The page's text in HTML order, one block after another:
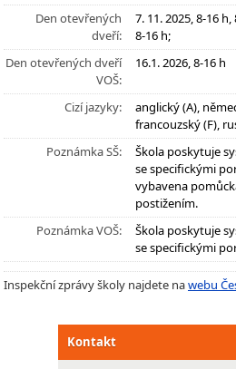
Den otevřených
dveří:
7. 11. 2025, 8-16 h,
8-16 h;
Den otevřených dveří
VOŠ:
16.1. 2026, 8-16 h
Cizí jazyky:
anglický (A),
francouzský (F),
Poznámka SŠ:
Škola poskytuje
se specifickými
vybavena
postižením.
Poznámka VOŠ:
Škola poskytuje
se specifickými
Inspekční zprávy školy najdete nawebu
Kontakt